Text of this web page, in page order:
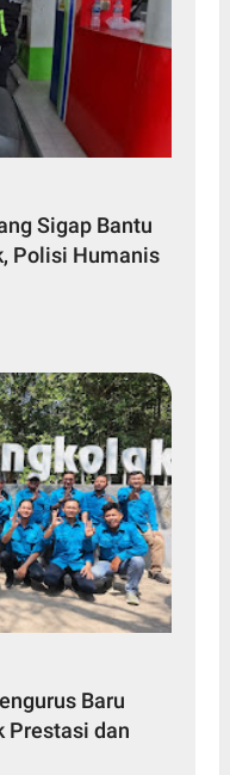
Sigap Bantu
Polisi Humanis
Baru
Prestasi dan